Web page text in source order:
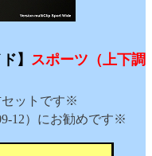
】
スポーツ（上下調
ットです※
12）にお勧めです※